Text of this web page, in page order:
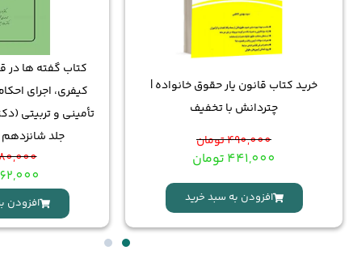
خرید کتاب قانون یار حقوق خانواده |
چتردانش با تخفیف
490,000تومان
441,000 تومان
افزودن به سبد خرید
کتاب گفته ها در
کیفری، اجرای
تأمینی و تربیتی
جلد
افزودن